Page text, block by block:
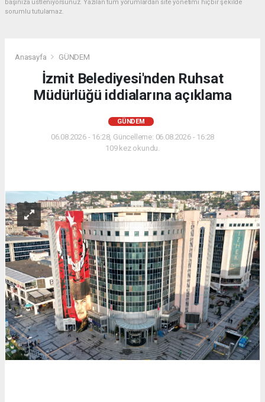
başınıza üstleniyorsunuz. Yazılan tüm yorumlardan site yönetimi hiçbir şekilde
sorumlu tutulamaz.
Anasayfa GÜNDEM
İzmit Belediyesi'nden Ruhsat
Müdürlüğü iddialarına açıklama
GÜNDEM
06.08.2026 - 16:28, Güncelleme: 06.08.2026 - 16:28
109 kez okundu.